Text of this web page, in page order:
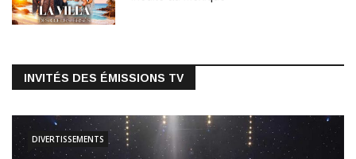
INVITÉS DES ÉMISSIONS TV
DIVERTISSEMENTS